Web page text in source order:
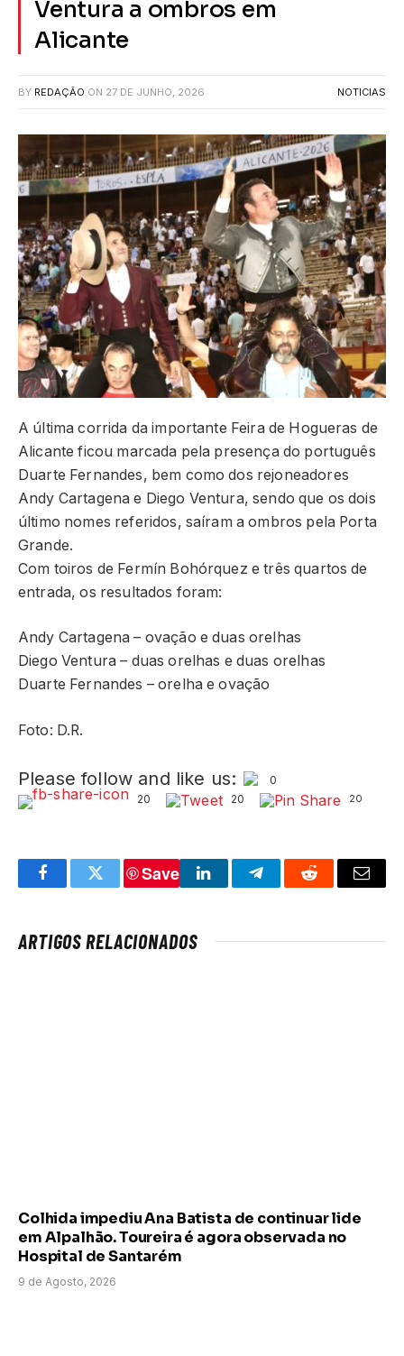
Ventura a ombros em
Alicante
BY REDAÇÃO ON 27 DE JUNHO, 2026 NOTICIAS
A última corrida da importante Feira de Hogueras de
Alicante ficou marcada pela presença do português
Duarte Fernandes, bem como dos rejoneadores
Andy Cartagena e Diego Ventura, sendo que os dois
último nomes referidos, saíram a ombros pela Porta
Grande.
Com toiros de Fermín Bohórquez e três quartos de
entrada, os resultados foram:
Andy Cartagena – ovação e duas orelhas
Diego Ventura – duas orelhas e duas orelhas
Duarte Fernandes – orelha e ovação
Foto: D.R.
Please follow and like us:
0
20
20 20
FacebookTwitter
Save
LinkedInTelegramReddit Email
ARTIGOS RELACIONADOS
Colhida impediu Ana Batista de continuar lide
em Alpalhão. Toureira é agora observada no
Hospital de Santarém
9 de Agosto, 2026